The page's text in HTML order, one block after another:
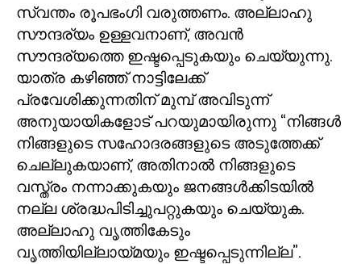
സ്വന്തം രൂപഭംഗി വരുത്തണം. അല്ലാഹു
സൗന്ദര്യം ഉള്ളവനാണ്,അവൻ
സൗന്ദര്യത്തെ ഇഷ്ടപ്പെടുകയും ചെയ്യുന്നു.
യാത്ര കഴിഞ്ഞ് നാട്ടിലേക്ക്
പ്രവേശിക്കുന്നതിന് മുമ്പ് അവിടുന്ന്
അനുയായികളോട് പറയുമായിരുന്നു “നിങ്ങൾ
നിങ്ങളുടെ സഹോദരങ്ങളുടെ അടുത്തേക്ക്
ചെല്ലുകയാണ്,അതിനാൽ നിങ്ങളുടെ
വസ്ത്രം നന്നാക്കുകയും ജനങ്ങൾക്കിടയിൽ
നല്ല ശ്രദ്ധപിടിച്ചുപറ്റുകയും ചെയ്യുക.
അല്ലാഹു വൃത്തികേടും
വൃത്തിയില്ലായ്മയും ഇഷ്ടപ്പെടുന്നില്ല”.